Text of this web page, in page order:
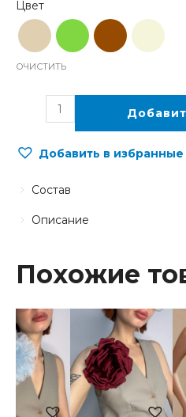
ОЧИСТИТЬ
Добавить в избранные
Описание
Состав
Похожие